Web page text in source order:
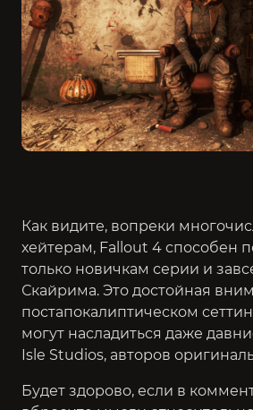
Как видите, вопреки
хейтерам, Fallout 4 способен
только новичкам серии и
Скайрима. Это достойная
постапокалиптическом
могут насладиться даже
Isle Studios, авторов
Будет здорово, если в